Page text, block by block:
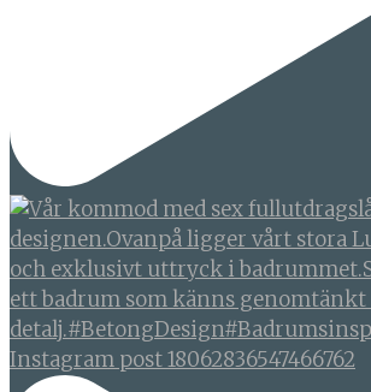
Instagram post 18062836547466762